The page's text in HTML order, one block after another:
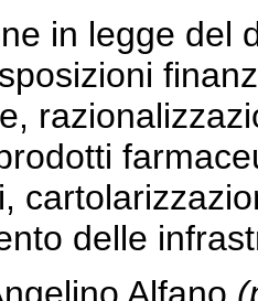
in legge del
delle